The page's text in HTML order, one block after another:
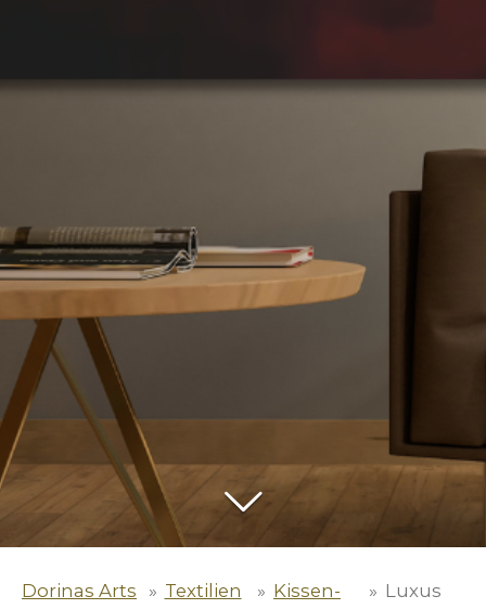
Dorinas Arts
» Textilien
» Kissen-
» Luxus